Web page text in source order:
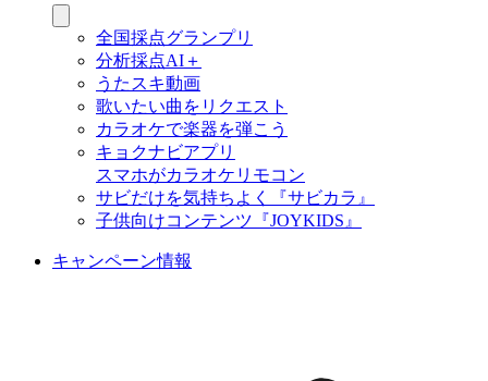
全国採点グランプリ
分析採点AI＋
うたスキ動画
歌いたい曲をリクエスト
カラオケで楽器を弾こう
キョクナビアプリ
スマホがカラオケリモコン
サビだけを気持ちよく『サビカラ』
子供向けコンテンツ『JOYKIDS』
キャンペーン情報